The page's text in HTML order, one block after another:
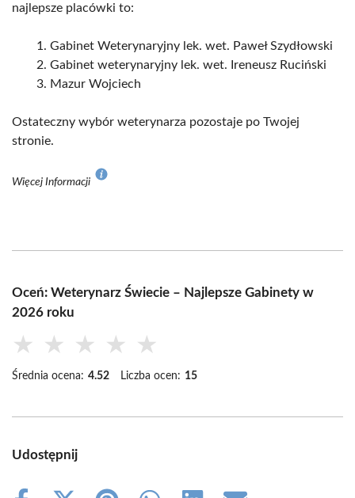
najlepsze placówki to:
Gabinet Weterynaryjny lek. wet. Paweł Szydłowski
Gabinet weterynaryjny lek. wet. Ireneusz Ruciński
Mazur Wojciech
Ostateczny wybór weterynarza pozostaje po Twojej
stronie.
Więcej Informacji
Oceń: Weterynarz Świecie – Najlepsze Gabinety w
2026 roku
★ ★ ★ ★ ★
Średnia ocena: 4.52 Liczba ocen: 15
Udostępnij